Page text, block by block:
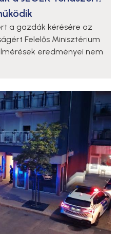
a gazdák kérésére az
Felelős Minisztérium
eredményei nem